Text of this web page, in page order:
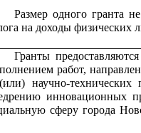
Размер одного гранта
на доходы физических
Гранты
работ,
научно-технических
инновационных
сферу города